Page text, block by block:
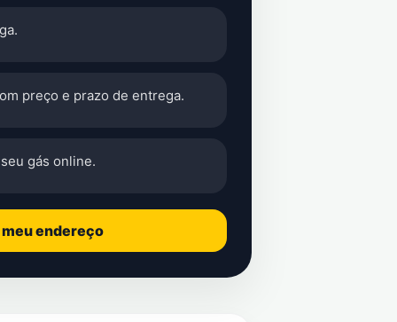
preço e prazo de entrega.
gás online.
endereço